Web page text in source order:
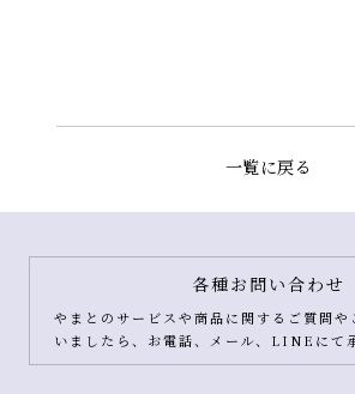
一覧に戻る
各種お問い合わせ
やまとのサービスや商品に関するご質問や
いましたら、お電話、メール、LINEにて